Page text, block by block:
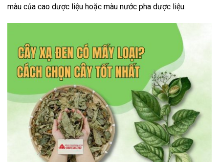
màu của cao dược liệu hoặc màu nước pha dược liệu.